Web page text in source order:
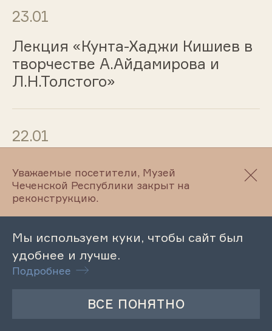
23.01
Лекция «Кунта-Хаджи Кишиев в
творчестве А.Айдамирова и
Л.Н.Толстого»
22.01
Лекция «Средневековый
некрополь Цой-Педе: история и
архитектура»
22.01
терского казачества XIX –
Уважаемые посетители, Музей
Чеченской Республики закрыт на
реконструкцию.
Мы используем куки, чтобы сайт был
удобнее и лучше.
Подробнее